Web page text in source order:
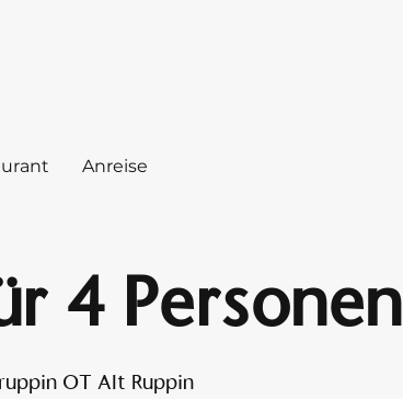
Anreise
4 Personen
OT Alt Ruppin